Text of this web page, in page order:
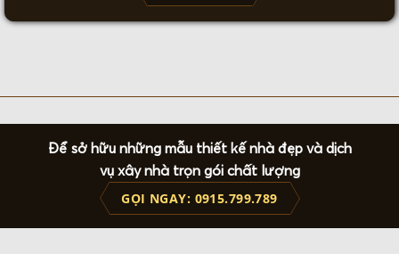
Để sở hữu những mẫu thiết kế nhà đẹp và dịch
vụ xây nhà trọn gói chất lượng
GỌI NGAY: 0915.799.789